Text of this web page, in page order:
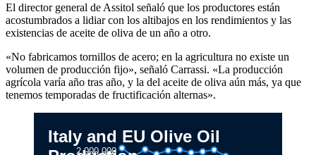
El director general de Assitol señaló que los productores están
acostumbrados a lidiar con los altibajos en los rendimientos y las
existencias de aceite de oliva de un año a otro.
«No fabricamos tornillos de acero; en la agricultura no existe un
volumen de producción fijo», señaló Carrassi. «La producción
agrícola varía año tras año, y la del aceite de oliva aún más, ya que
tenemos temporadas de fructificación alternas».